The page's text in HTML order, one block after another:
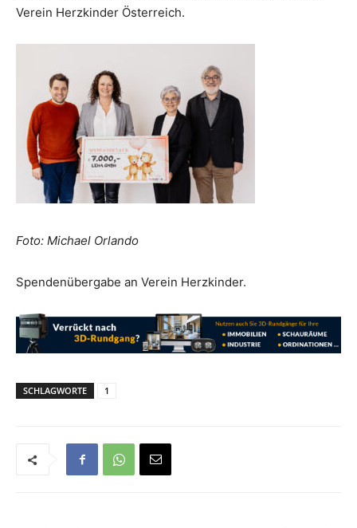
Verein Herzkinder Österreich.
Foto: Michael Orlando
Spendenübergabe an Verein Herzkinder.
SCHLAGWORTE 1